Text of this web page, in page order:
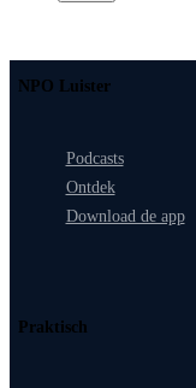
NPO Luister
Podcasts
Ontdek
Download de app
Praktisch